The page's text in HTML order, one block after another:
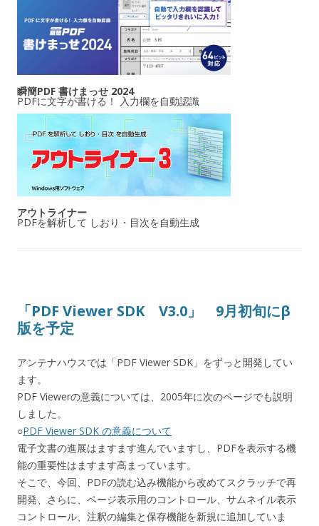
瞬簡PDF 書けまっせ 2024
PDFに文字が書ける！ 入力欄を自動認識
アウトライナー
PDFを解析して しおり・目次を自動生成
「PDF Viewer SDK V3.0」 9月初旬にβ
版を予定
アンテナハウスでは「PDF Viewer SDK」をずっと開発してい
ます。
PDF Viewerの意義については、2005年に次のページでも説明
しました。
○PDF Viewer SDK の意義について
電子文書の進展はますます進んでいますし、PDFを表示する機
能の重要性はますます高まっています。
そこで、今回、PDFの読む込み機能から改めてスクラッチで再
開発、さらに、ページ表示用のコントロール、サムネイル表示
コントロール、注釈の編集と保存機能を新規に追加していま